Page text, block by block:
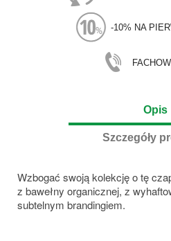
-10% NA
Opis
Szczegóły
Wzbogać swoją kolekcję o tę
z bawełny organicznej, z
subtelnym brandingiem.